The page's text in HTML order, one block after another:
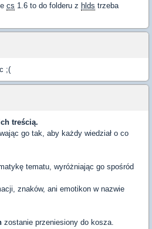
cs 1.6 to do folderu z hlds trzeba
;(
treścią.
go tak, aby każdy wiedział o co
tematu, wyróżniając go spośród
znaków, ani emotikon w nazwie
zostanie przeniesiony do kosza.